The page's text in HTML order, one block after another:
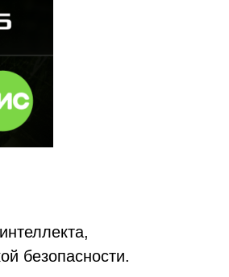
безопасности.